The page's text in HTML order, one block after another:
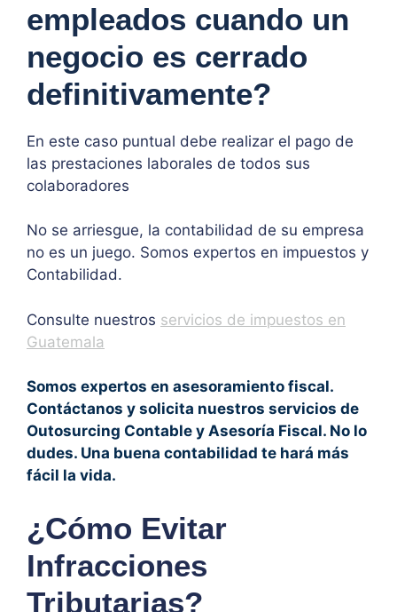
empleados cuando un
negocio es cerrado
definitivamente?
En este caso puntual debe realizar el pago de
las prestaciones laborales de todos sus
colaboradores
No se arriesgue, la contabilidad de su empresa
no es un juego. Somos expertos en impuestos y
Contabilidad.
Consulte nuestros servicios de impuestos en
Guatemala
Somos expertos en asesoramiento fiscal.
Contáctanos y solicita nuestros servicios de
Outosurcing Contable y Asesoría Fiscal. No lo
dudes. Una buena contabilidad te hará más
fácil la vida.
¿Cómo Evitar
Infracciones
Tributarias?